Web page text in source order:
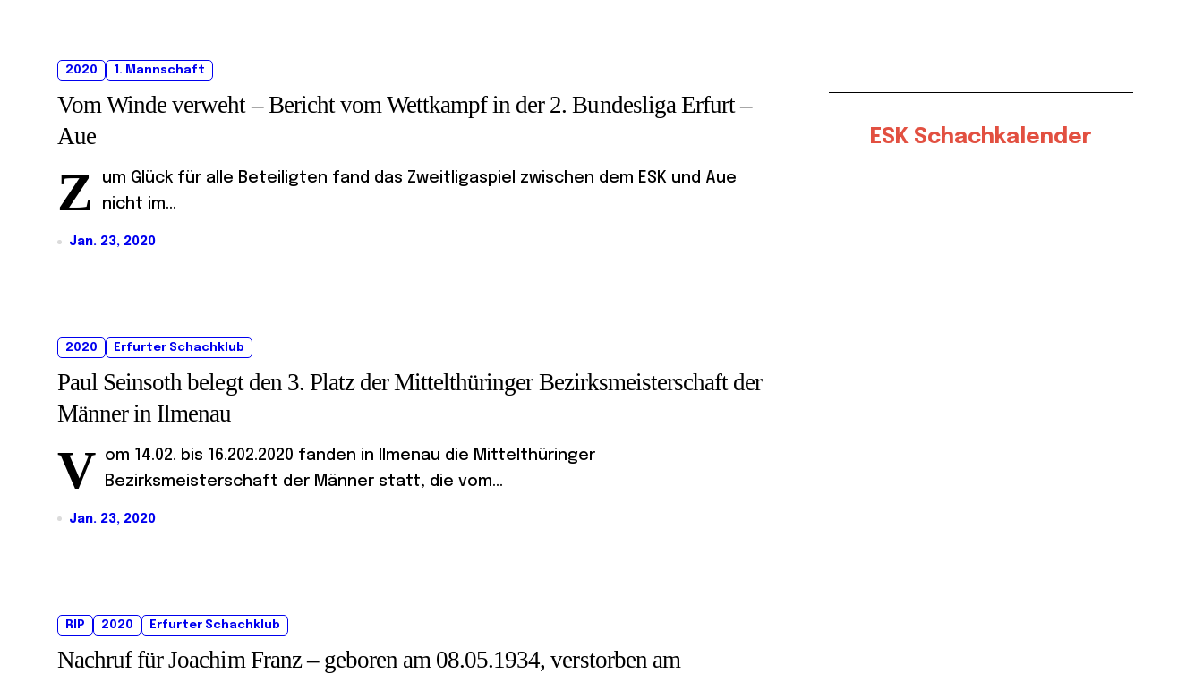
2020 1. Mannschaft
Vom Winde verweht – Bericht vom Wettkampf in der 2. Bundesliga Erfurt –
Aue
Z
um Glück für alle Beteiligten fand das Zweitligaspiel zwischen dem ESK und Aue
nicht im...
Jan. 23, 2020
2020 Erfurter Schachklub
Paul Seinsoth belegt den 3. Platz der Mittelthüringer Bezirksmeisterschaft der
Männer in Ilmenau
V
om 14.02. bis 16.202.2020 fanden in Ilmenau die Mittelthüringer
Bezirksmeisterschaft der Männer statt, die vom...
Jan. 23, 2020
RIP 2020 Erfurter Schachklub
Nachruf für Joachim Franz – geboren am 08.05.1934, verstorben am
ESK Schachkalender